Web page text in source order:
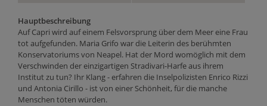
Hauptbeschreibung
Auf Capri wird auf einem Felsvorsprung über dem Meer eine Frau
tot aufgefunden. Maria Grifo war die Leiterin des berühmten
Konservatoriums von Neapel. Hat der Mord womöglich mit dem
Verschwinden der einzigartigen Stradivari-Harfe aus ihrem
Institut zu tun? Ihr Klang - erfahren die Inselpolizisten Enrico Rizzi
und Antonia Cirillo - ist von einer Schönheit, für die manche
Menschen töten würden.